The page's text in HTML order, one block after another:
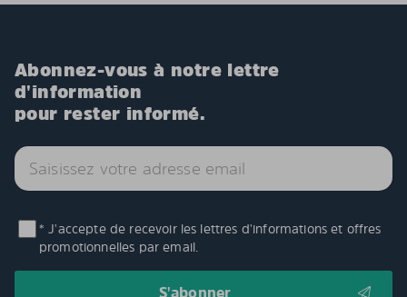
Abonnez-vous à notre lettre
d'information
pour rester informé.
* J'accepte de recevoir les lettres d'informations et offres
promotionnelles par email.